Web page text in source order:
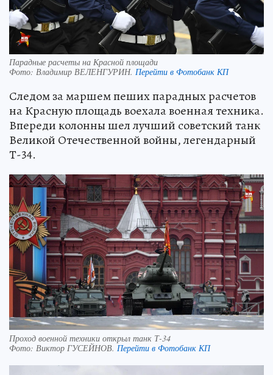
Парадные расчеты на Красной площади
Фото: Владимир ВЕЛЕНГУРИН. Перейти в Фотобанк КП
Следом за маршем пеших парадных расчетов
на Красную площадь воехала военная техника.
Впереди колонны шел лучший советский танк
Великой Отечественной войны, легендарный
Т-34.
Проход военной техники открыл танк Т-34
Фото: Виктор ГУСЕЙНОВ. Перейти в Фотобанк КП